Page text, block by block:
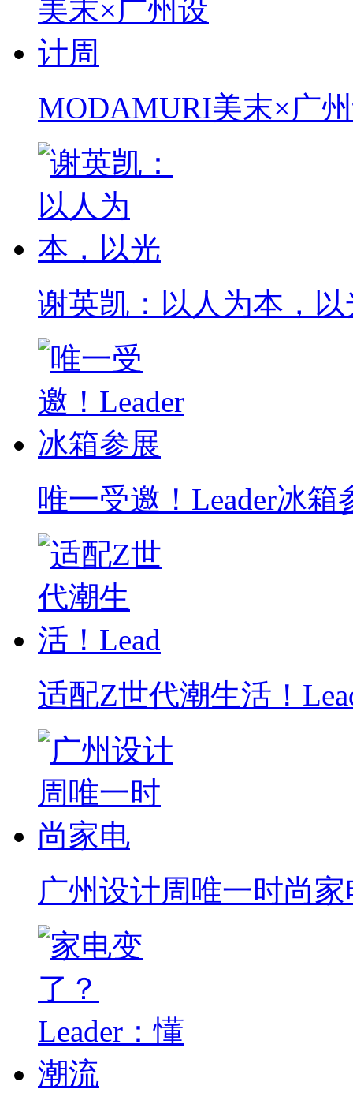
MODAMURI美末×广
谢英凯：以人为本，以
唯一受邀！Leader冰箱
适配Z世代潮生活！
广州设计周唯一时尚家